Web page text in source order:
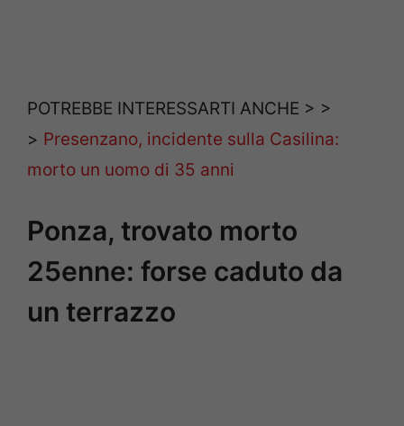
POTREBBE INTERESSARTI ANCHE > >
> Presenzano, incidente sulla Casilina:
morto un uomo di 35 anni
Ponza, trovato morto
25enne: forse caduto da
un terrazzo